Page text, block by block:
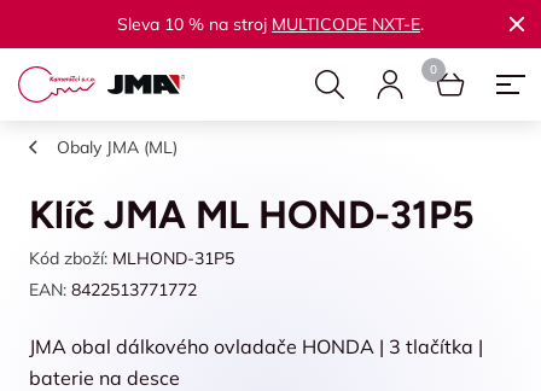
Sleva 10 % na stroj MULTICODE NXT-E.
Obaly JMA (ML)
Klíč JMA ML HOND-31P5
Kód zboží: MLHOND-31P5
EAN: 8422513771772
JMA obal dálkového ovladače HONDA | 3 tlačítka |
baterie na desce